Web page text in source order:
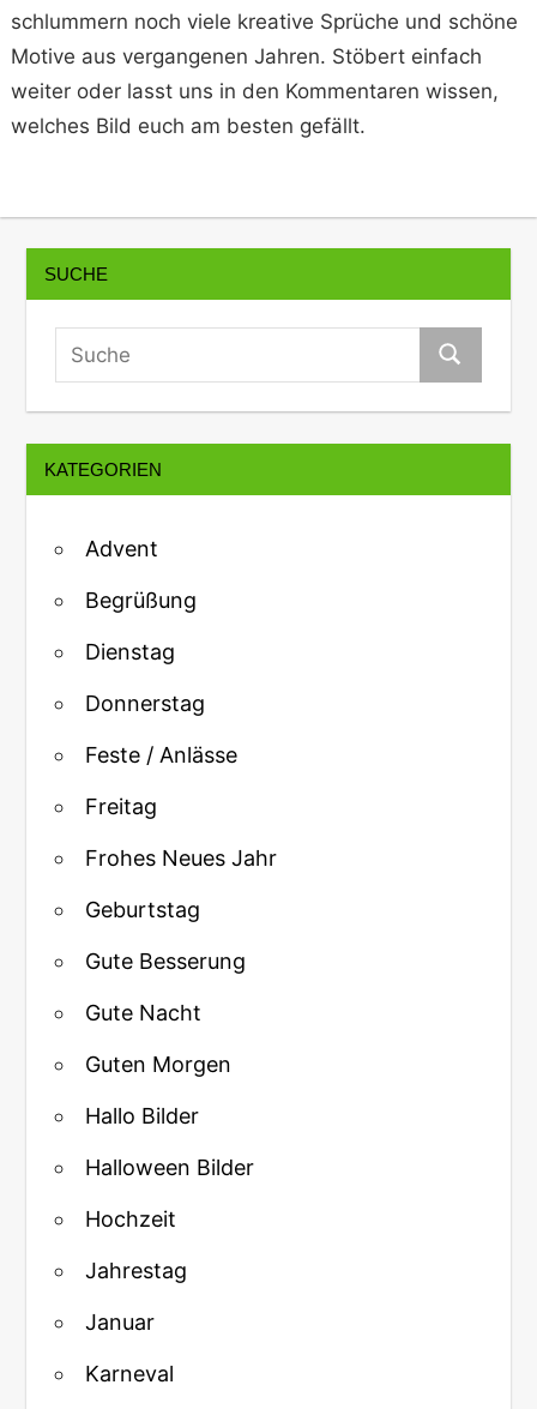
schlummern noch viele kreative Sprüche und schöne
Motive aus vergangenen Jahren. Stöbert einfach
weiter oder lasst uns in den Kommentaren wissen,
welches Bild euch am besten gefällt.
SUCHE
KATEGORIEN
Advent
Begrüßung
Dienstag
Donnerstag
Feste / Anlässe
Freitag
Frohes Neues Jahr
Geburtstag
Gute Besserung
Gute Nacht
Guten Morgen
Hallo Bilder
Halloween Bilder
Hochzeit
Jahrestag
Januar
Karneval